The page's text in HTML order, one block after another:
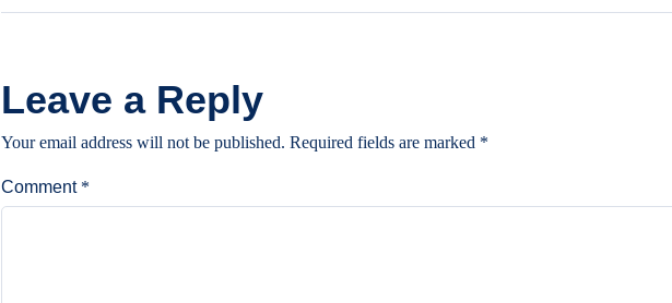
Leave a Reply
Your email address will not be published. Required fields are marked *
Comment *